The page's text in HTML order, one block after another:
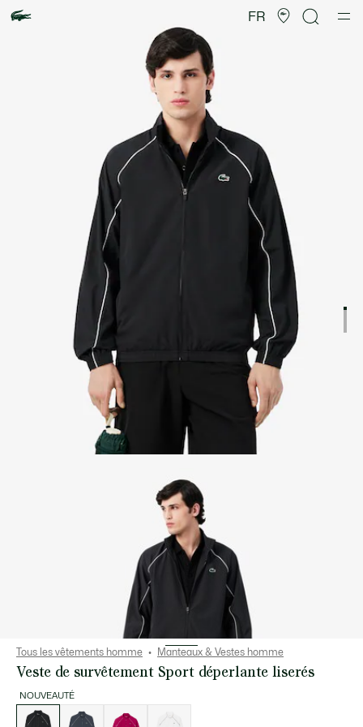
FR
d’images
produit
Tous les vêtements homme Manteaux & Vestes homme
Veste de survêtement Sport déperlante liserés
NOUVEAUTÉ
des
déclinaisons